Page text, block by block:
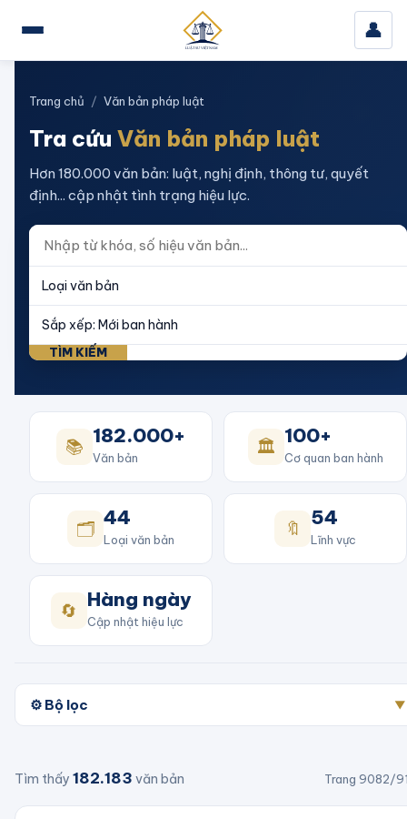
👤
Trang chủ / Văn bản pháp luật
Tra cứu Văn bản pháp luật
Hơn 180.000 văn bản: luật, nghị định, thông tư, quyết
định... cập nhật tình trạng hiệu lực.
TÌM KIẾM
📚 182.000+
Văn bản 🏛️ 100+
Cơ quan ban hành
🗂️ 44
Loại văn bản 🔖 54
Lĩnh vực
🔄 Hàng ngày
Cập nhật hiệu lực
⚙️ Bộ lọc ▼
Tìm thấy 182.183 văn bản Trang 9082/